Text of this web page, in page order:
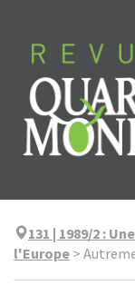
contenu
131 | 1989/2 :
l'Europe >